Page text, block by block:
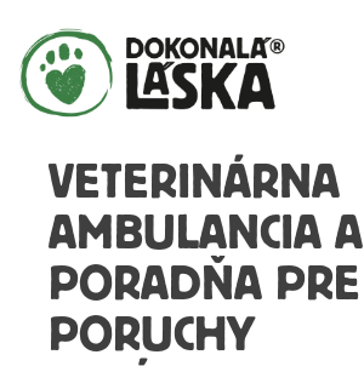
VETERINÁRNA
AMBULANCIA A
PORADŇA PRE
PORUCHY